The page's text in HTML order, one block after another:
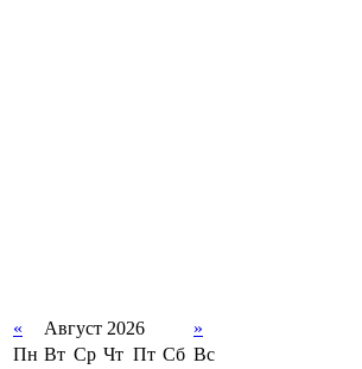
« Август 2026
»
Пн Вт Ср Чт Пт Сб Вс